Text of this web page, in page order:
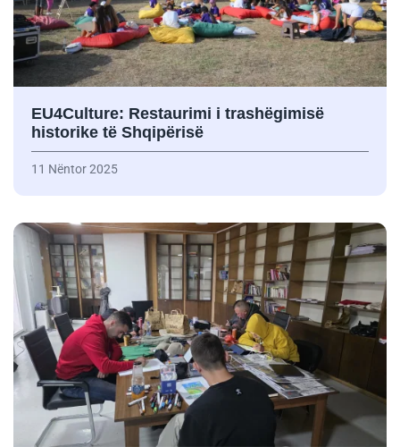
EU4Culture: Restaurimi i trashëgimisë
historike të Shqipërisë
11 Nëntor 2025